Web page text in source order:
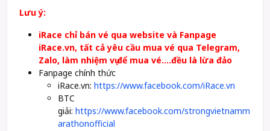
Lưu ý:
iRace chỉ bán vé qua website và Fanpage
iRace.vn, tất cả yêu cầu mua vé qua Telegram,
Zalo, làm nhiệm vụ để mua vé....đều là lừa đảo
Fanpage chính thức
iRace.vn: https://www.facebook.com/iRace.vn
BTC
giải: https://www.facebook.com/strongvietnamm
arathonofficial